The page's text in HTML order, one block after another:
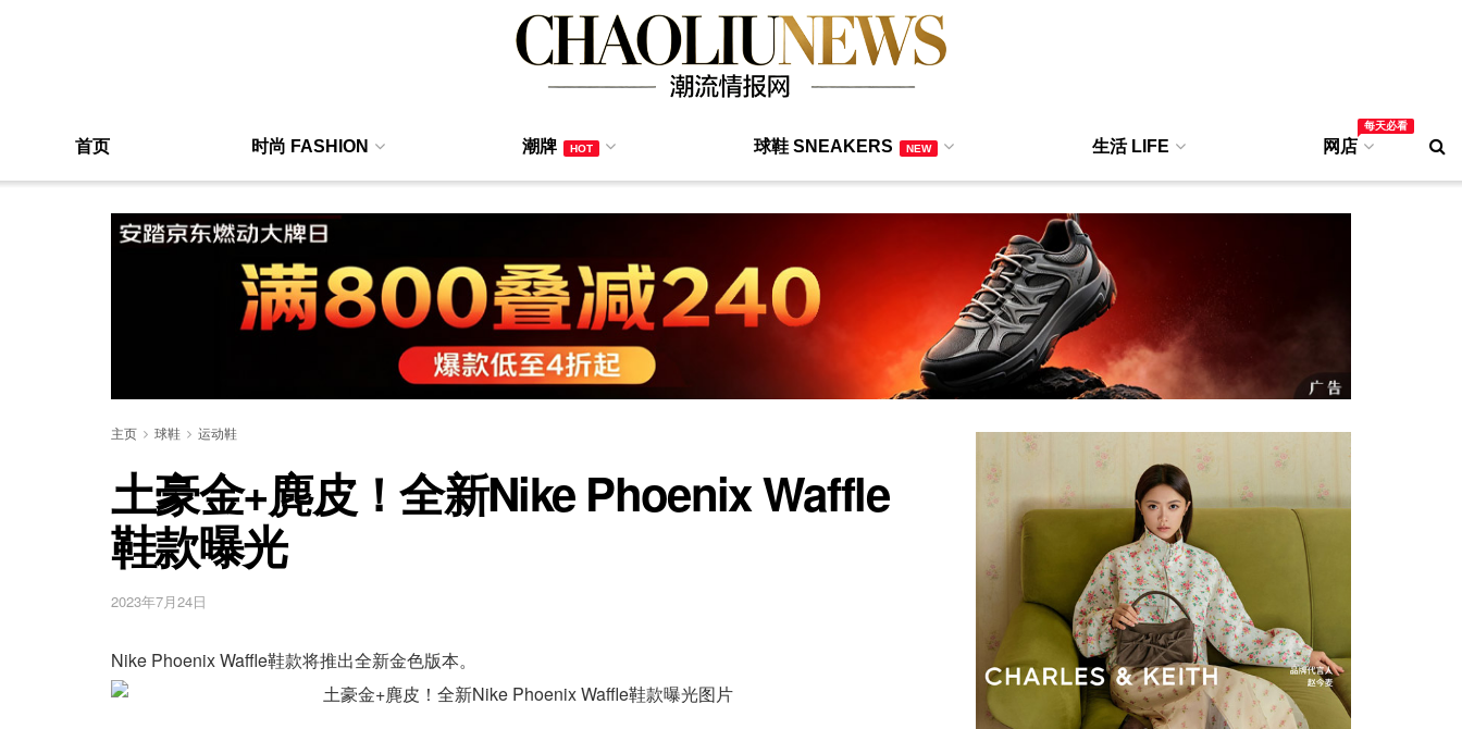
首页 时尚 FASHION 潮牌 HOT 球鞋 SNEAKERS NEW 生活 LIFE 网店
每天必看
主页 球鞋 运动鞋
土豪金+麂皮！全新Nike Phoenix Waffle
鞋款曝光
2023年7月24日
Nike Phoenix Waffle鞋款将推出全新金色版本。